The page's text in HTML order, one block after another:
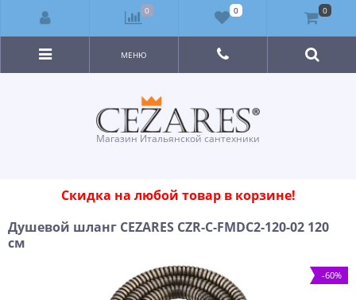
Магазин Итальянской сантехники
МЕНЮ
Скидка на любой товар в корзине!
Душевой шланг CEZARES CZR-C-FMDC2-120-02 120
см
-60%
0 0 0